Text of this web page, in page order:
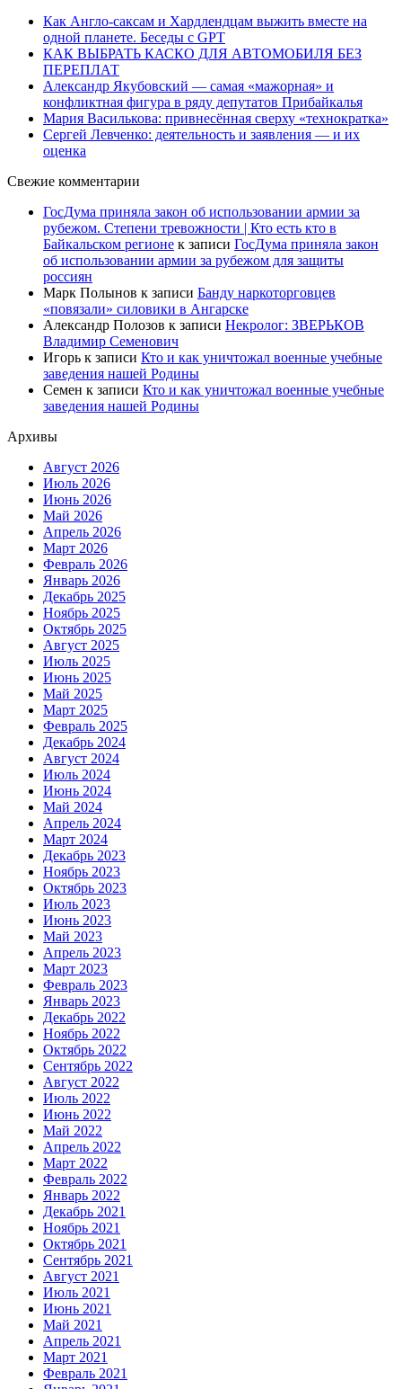
Как Англо-саксам и Хардлендцам выжить вместе на
одной планете. Беседы с GPT
КАК ВЫБРАТЬ КАСКО ДЛЯ АВТОМОБИЛЯ БЕЗ
ПЕРЕПЛАТ
Александр Якубовский — самая «мажорная» и
конфликтная фигура в ряду депутатов Прибайкалья
Мария Василькова: привнесённая сверху «технократка»
Сергей Левченко: деятельность и заявления — и их
оценка
Свежие комментарии
ГосДума приняла закон об использовании армии за
рубежом. Степени тревожности | Кто есть кто в
Байкальском регионе к записи ГосДума приняла закон
об использовании армии за рубежом для защиты
россиян
Марк Полынов к записи Банду наркоторговцев
«повязали» силовики в Ангарске
Александр Полозов к записи Некролог: ЗВЕРЬКОВ
Владимир Семенович
Игорь к записи Кто и как уничтожал военные учебные
заведения нашей Родины
Семен к записи Кто и как уничтожал военные учебные
заведения нашей Родины
Архивы
Август 2026
Июль 2026
Июнь 2026
Май 2026
Апрель 2026
Март 2026
Февраль 2026
Январь 2026
Декабрь 2025
Ноябрь 2025
Октябрь 2025
Август 2025
Июль 2025
Июнь 2025
Май 2025
Март 2025
Февраль 2025
Декабрь 2024
Август 2024
Июль 2024
Июнь 2024
Май 2024
Апрель 2024
Март 2024
Декабрь 2023
Ноябрь 2023
Октябрь 2023
Июль 2023
Июнь 2023
Май 2023
Апрель 2023
Март 2023
Февраль 2023
Январь 2023
Декабрь 2022
Ноябрь 2022
Октябрь 2022
Сентябрь 2022
Август 2022
Июль 2022
Июнь 2022
Май 2022
Апрель 2022
Март 2022
Февраль 2022
Январь 2022
Декабрь 2021
Ноябрь 2021
Октябрь 2021
Сентябрь 2021
Август 2021
Июль 2021
Июнь 2021
Май 2021
Апрель 2021
Март 2021
Февраль 2021